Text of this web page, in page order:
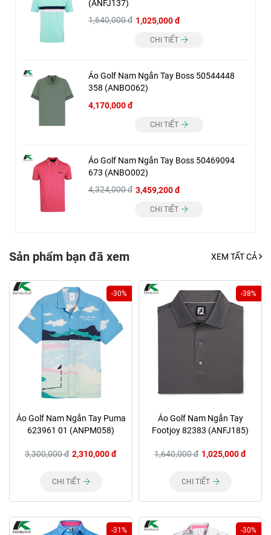
(ANFJ137)
1,640,000 đ 1,025,000 đ
CHI TIẾT
Áo Golf Nam Ngắn Tay Boss 50544448
358 (ANBO062)
4,170,000 đ
CHI TIẾT
Áo Golf Nam Ngắn Tay Boss 50469094
673 (ANBO002)
4,324,000 đ 3,459,200 đ
CHI TIẾT
Sản phẩm bạn đã xem XEM TẤT CẢ
-30%
Áo Golf Nam Ngắn Tay Puma
623961 01 (ANPM058)
3,300,000 đ 2,310,000 đ
CHI TIẾT
-38%
Áo Golf Nam Ngắn Tay
Footjoy 82383 (ANFJ185)
1,640,000 đ 1,025,000 đ
CHI TIẾT
-31% -30%